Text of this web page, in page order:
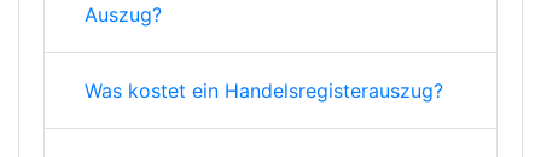
Auszug?
Was kostet ein Handelsregisterauszug?